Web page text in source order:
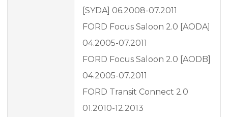
[SYDA] 06.2008-07.2011
FORD Focus Saloon 2.0 [AODA]
04.2005-07.2011
FORD Focus Saloon 2.0 [AODB]
04.2005-07.2011
FORD Transit Connect 2.0
01.2010-12.2013